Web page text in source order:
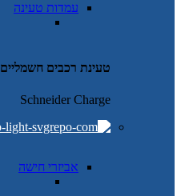
עמדות טעינה
טעינת רכבים חשמליים
Schneider Charge
אביזרי חישה